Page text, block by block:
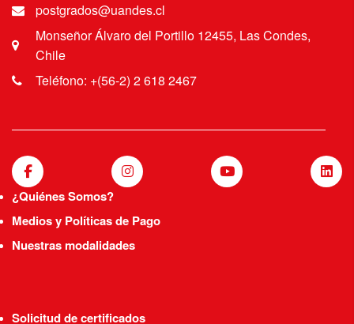
postgrados@uandes.cl
Monseñor Álvaro del Portillo 12455, Las Condes,
Chile
Teléfono: +(56-2) 2 618 2467
¿Quiénes Somos?
Medios y Políticas de Pago
Nuestras modalidades
Solicitud de certificados